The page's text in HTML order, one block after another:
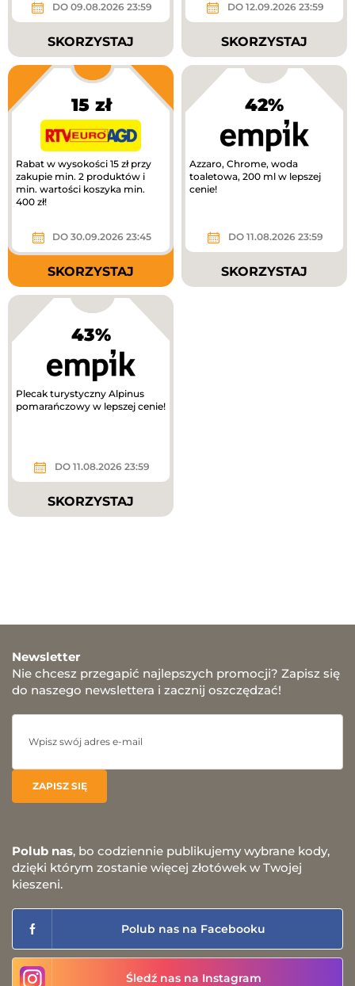
DO 09.08.2026 23:59
SKORZYSTAJ
DO 12.09.2026 23:59
SKORZYSTAJ
15 zł
Rabat w wysokości 15 zł przy
zakupie min. 2 produktów i
min. wartości koszyka min.
400 zł!
DO 30.09.2026 23:45
SKORZYSTAJ
42%
Azzaro, Chrome, woda
toaletowa, 200 ml w lepszej
cenie!
DO 11.08.2026 23:59
SKORZYSTAJ
43%
Plecak turystyczny Alpinus
pomarańczowy w lepszej cenie!
DO 11.08.2026 23:59
SKORZYSTAJ
Newsletter
Nie chcesz przegapić najlepszych promocji? Zapisz się
do naszego newslettera i zacznij oszczędzać!
Polub nas, bo codziennie publikujemy wybrane kody,
dzięki którym zostanie więcej złotówek w Twojej
kieszeni.
Polub nas na Facebooku
Śledź nas na Instagram